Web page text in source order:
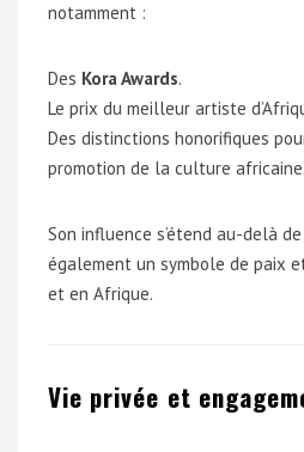
notamment :
Des Kora Awards.
Le prix du meilleur artiste
Des distinctions honorifiques
promotion de la culture africaine.
Son influence s’étend au-delà
également un symbole de paix
et en Afrique.
Vie privée et